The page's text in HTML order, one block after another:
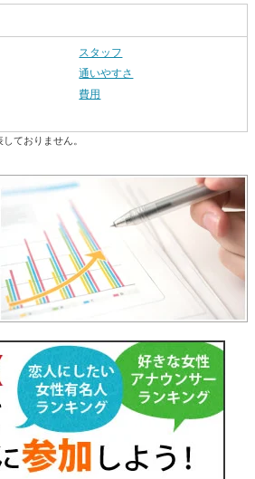
スタッフ
通いやすさ
費用
ておりません。